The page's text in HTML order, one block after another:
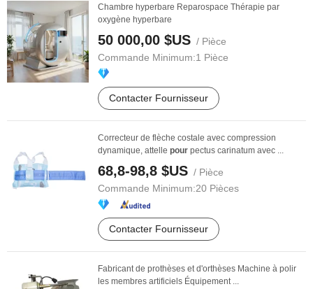
Chambre hyperbare Reparospace Thérapie par
oxygène hyperbare
50 000,00 $US / Pièce
Commande Minimum:1 Pièce
Contacter Fournisseur
Correcteur de flèche costale avec compression
dynamique, attelle pour pectus carinatum avec ...
68,8-98,8 $US / Pièce
Commande Minimum:20 Pièces
Contacter Fournisseur
Fabricant de prothèses et d'orthèses Machine à polir
les membres artificiels Équipement ...